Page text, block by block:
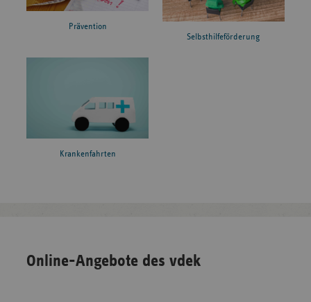
Prävention
Selbsthilfeförderung
Krankenfahrten
Online-Angebote des vdek